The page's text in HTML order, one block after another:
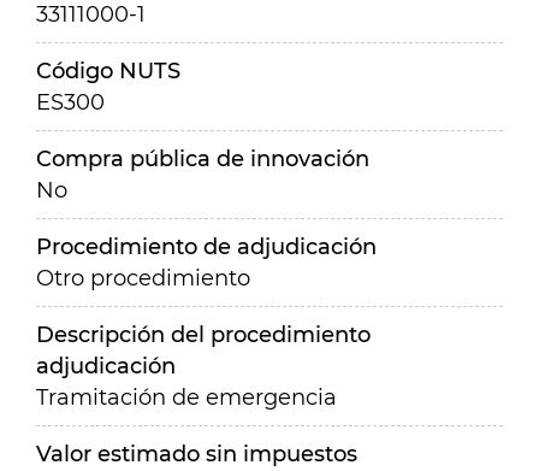
33111000-1
Código NUTS
ES300
Compra pública de innovación
No
Procedimiento de adjudicación
Otro procedimiento
Descripción del procedimiento
adjudicación
Tramitación de emergencia
Valor estimado sin impuestos